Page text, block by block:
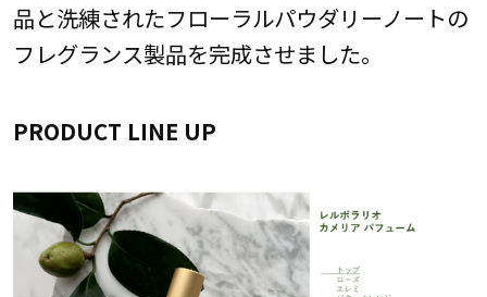
品と洗練されたフローラルパウダリーノートの
フレグランス製品を完成させました。
PRODUCT LINE UP